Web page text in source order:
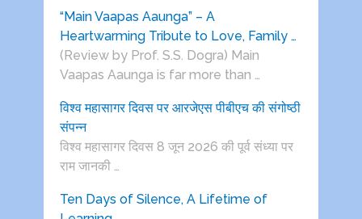
“Main Vaapas Aaunga” – A
Heartwarming Tribute to Love, Family …
(Review by Prof. S.S. Dogra) Main
Vaapas Aaunga is far more than …
विश्व महासागर दिवस पर आरजेएस पीबीएच की संगोष्ठी
संपन्न
विश्व महासागर दिवस 8 जून 2026 की पूर्व संध्या पर
राम जानकी …
Ten Days of Silence, A Lifetime of